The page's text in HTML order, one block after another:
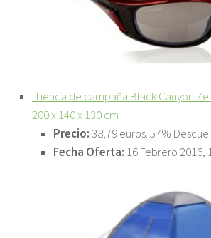
Tienda de campaña Black Canyon
200 x 140 x 130 cm
Precio: 38,79 euros. 57%
Fecha Oferta: 16 Febrero 2016,